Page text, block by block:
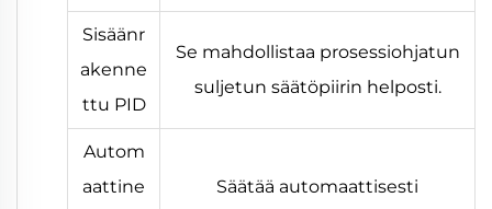
Sisäänr
akenne
ttu PID
Se mahdollistaa prosessiohjatun
suljetun säätöpiirin helposti.
Autom
aattine
Säätää automaattisesti